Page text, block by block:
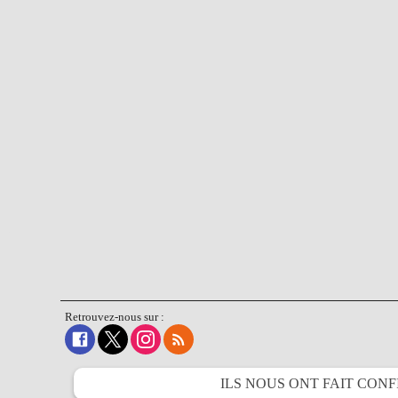
Retrouvez-nous sur :
ILS NOUS ONT FAIT